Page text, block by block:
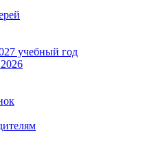
учебный год